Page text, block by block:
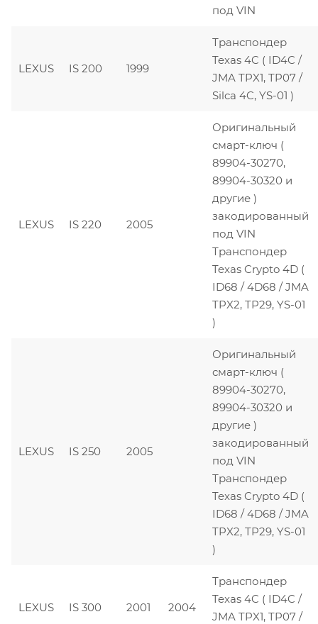
под VIN
LEXUS IS 200 1999
Транспондер
Texas 4C ( ID4C /
JMA TPX1, TP07 /
Silca 4C, YS-01 )
LEXUS IS 220 2005
Оригинальный
смарт-ключ (
89904-30270,
89904-30320 и
другие )
закодированный
под VIN
Транспондер
Texas Crypto 4D (
ID68 / 4D68 / JMA
TPX2, TP29, YS-01
)
LEXUS IS 250 2005
Оригинальный
смарт-ключ (
89904-30270,
89904-30320 и
другие )
закодированный
под VIN
Транспондер
Texas Crypto 4D (
ID68 / 4D68 / JMA
TPX2, TP29, YS-01
)
LEXUS IS 300 2001 2004
Транспондер
Texas 4C ( ID4C /
JMA TPX1, TP07 /